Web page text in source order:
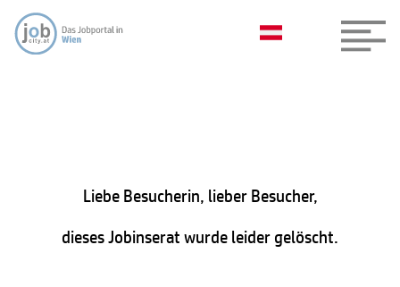
Liebe Besucherin, lieber Besucher,
dieses Jobinserat wurde leider gelöscht.